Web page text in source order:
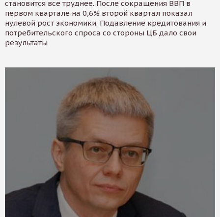
становится все труднее. После сокращения ВВП в
первом квартале на 0,6% второй квартал показал
нулевой рост экономики. Подавление кредитования и
потребительского спроса со стороны ЦБ дало свои
результаты